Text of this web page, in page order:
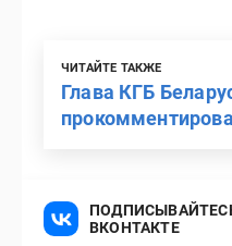
ЧИТАЙТЕ ТАКЖЕ
Глава КГБ
ВКОНТАКТЕ